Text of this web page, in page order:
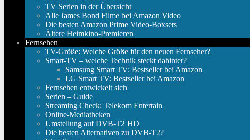
TV Serien in der Übersicht
Alle James Bond Filme bei Amazon Video
Die besten Amazon Prime Video-Boxsets
Ältere Heimkino-Premieren
Fernsehen
TV-Größe: Welche Größe für den neuen Fernseher?
Smart-TV – welche Technik steckt dahinter?
Samsung Smart TV: Bestseller bei Amazon
LG Smart TV: Bestseller bei Amazon
Fernsehen entwickelt sich
Serien – Guide
Streaming Check: Telekom Entertain
Online-Mediatheken
Umstellung auf DVB-T2 HD
Die besten Alternativen zu DVB-T2?